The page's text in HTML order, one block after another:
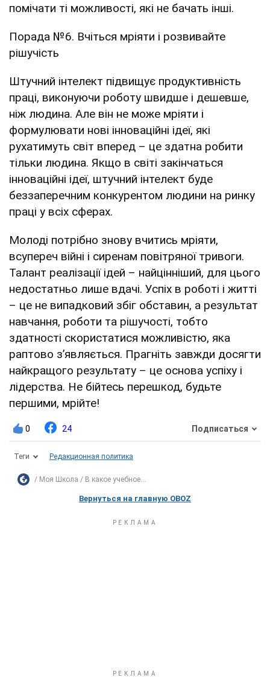
помічати ті можливості, які не бачать інші.
Порада №6. Вчіться мріяти і розвивайте
рішучість
Штучний інтелект підвищує продуктивність
праці, виконуючи роботу швидше і дешевше,
ніж людина. Але він не може мріяти і
формулювати нові інноваційні ідеї, які
рухатимуть світ вперед – це здатна робити
тільки людина. Якщо в світі закінчаться
інноваційні ідеї, штучний інтелект буде
беззаперечним конкурентом людини на ринку
праці у всіх сферах.
Молоді потрібно знову вчитись мріяти,
всупереч війні і сиренам повітряної тривоги.
Талант реалізації ідей – найцінніший, для цього
недостатньо лише вдачі. Успіх в роботі і житті
– це не випадковий збіг обставин, а результат
навчання, роботи та рішучості, тобто
здатності скористатися можливістю, яка
раптово з’являється. Прагніть завжди досягти
найкращого результату – це основа успіху і
лідерства. Не бійтесь перешкод, будьте
першими, мрійте!
0 24 Подписаться
Теги Редакционная политика
Моя Школа В какое учебное...
Вернуться на главную OBOZ